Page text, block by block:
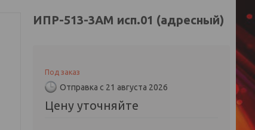
ИПР-513-3АМ исп.01 (адресный)
Под заказ
Отправка с 21 августа 2026
Цену уточняйте